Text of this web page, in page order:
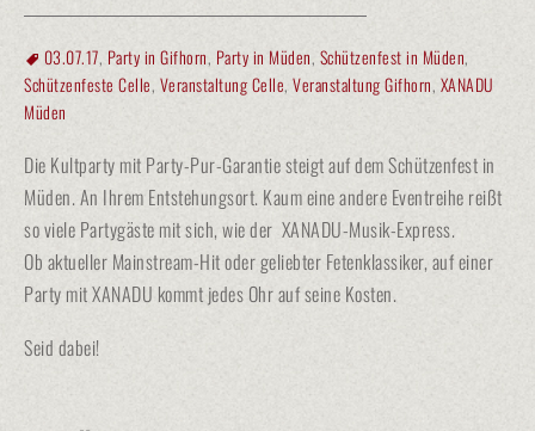
03.07.17, Party in Gifhorn, Party in Müden, Schützenfest in Müden,
Schützenfeste Celle, Veranstaltung Celle, Veranstaltung Gifhorn, XANADU
Müden
Die Kultparty mit Party-Pur-Garantie steigt auf dem Schützenfest in
Müden. An Ihrem Entstehungsort. Kaum eine andere Eventreihe reißt
so viele Partygäste mit sich, wie der XANADU-Musik-Express.
Ob aktueller Mainstream-Hit oder geliebter Fetenklassiker, auf einer
Party mit XANADU kommt jedes Ohr auf seine Kosten.
Seid dabei!